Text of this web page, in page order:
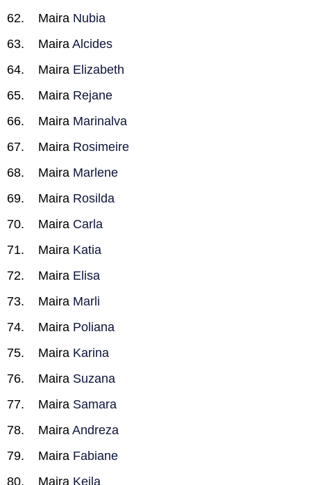
Maira Nubia
Maira Alcides
Maira Elizabeth
Maira Rejane
Maira Marinalva
Maira Rosimeire
Maira Marlene
Maira Rosilda
Maira Carla
Maira Katia
Maira Elisa
Maira Marli
Maira Poliana
Maira Karina
Maira Suzana
Maira Samara
Maira Andreza
Maira Fabiane
Maira Keila